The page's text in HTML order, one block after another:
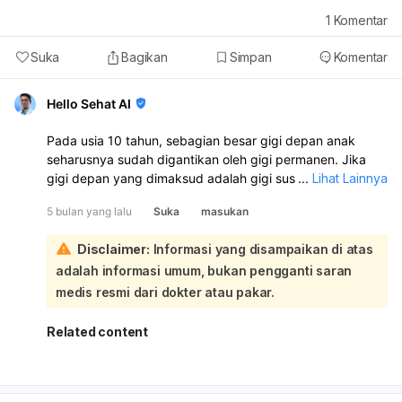
mulut kering, refluks asam lambung, atau kondisi medis
lainnya yang mungkin memerlukan pemeriksaan lebih
lanjut ke dokter umum atau spesialis lain.
Suka Bagikan Simpan Komentar
1 Komentar
Hello Sehat AI
Pada usia 10 tahun, sebagian besar gigi depan anak
seharusnya sudah digantikan oleh gigi permanen. Jika
gigi depan yang dimaksud adalah gigi susu yang belum
*seharusnya* akan tumbuh menggantikannya. Gigi susu
biasanya tanggal sendiri saat anak berusia 6–7 tahun,
namun gigi geraham bisa tanggal hingga usia 9-12 tahun:
Namun, jika gigi depan tersebut sudah merupakan gigi
permanen, maka gigi tersebuttidak akan tumbuh kembali
setelah dicabut. Gigi permanen yang copot tidak dapat
tumbuh kembali. Ada beberapa kondisi yang bisa
permanen, faktor genetik, atau kondisi medis tertentu.
... Lihat Lainnya
5 bulan yang lalu Suka masukan
Disclaimer: Informasi yang disampaikan di atas
adalah informasi umum, bukan pengganti saran
medis resmi dari dokter atau pakar.
Related content